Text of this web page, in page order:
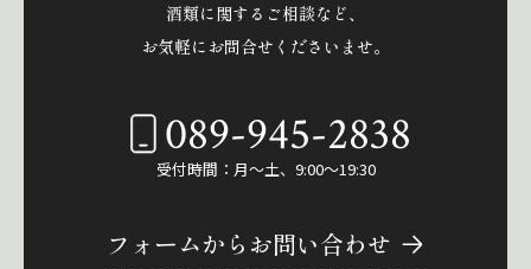
酒類に関するご相談など、
お気軽にお問合せくださいませ。
089-945-2838
受付時間：月～土、9:00～19:30
フォームからお問い合わせ